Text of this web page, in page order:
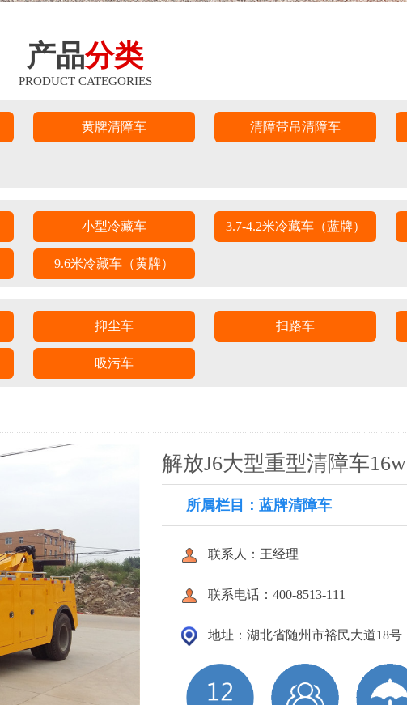
产品分类
PRODUCT CATEGORIES
黄牌清障车 清障带吊清障车
小型冷藏车 3.7-4.2米冷藏车（蓝牌）
9.6米冷藏车（黄牌）
抑尘车 扫路车
吸污车
解放J6大型重型清障车16w
所属栏目：蓝牌清障车
联系人：王经理
联系电话：400-8513-111
地址：湖北省随州市裕民大道18号